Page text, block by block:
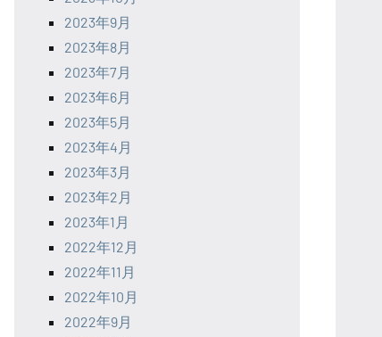
2023年9月
2023年8月
2023年7月
2023年6月
2023年5月
2023年4月
2023年3月
2023年2月
2023年1月
2022年12月
2022年11月
2022年10月
2022年9月